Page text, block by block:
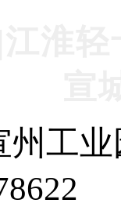
工